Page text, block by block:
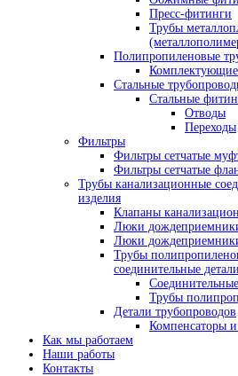
Пресс-фитинги
Трубы
Полипропиленовые
Комплектующие
Стальные
Стальные
Отводы
Переходы
Фильтры
Фильтры сетчатые
Фильтры сетчатые
Трубы канализационные
изделия
Клапаны
Люки
Люки
Трубы
соединительные детали
Трубы
Детали трубопроводов
Компенсаторы
Как мы работаем
Наши работы
Контакты